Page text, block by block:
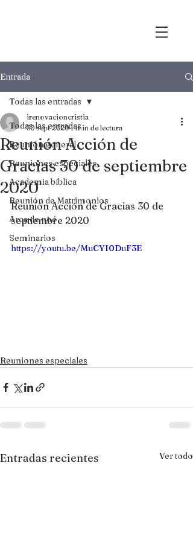
Entrada
Todas las entradas
Reunión general
Reuniones especiales
Academia bíblica
Reunión de Matrimonios
Arca de noé
Seminarios
Todas las entradas
Reunión Acción de
Gracias 30 de septiembre
2020
irenovacioncristia
30 sept 2020 1 min de lectura
Reunión Acción de Gracias 30 de
septiembre 2020
https://youtu.be/MuCYI0DuF3E
Reuniones especiales
Entradas recientes Ver todo